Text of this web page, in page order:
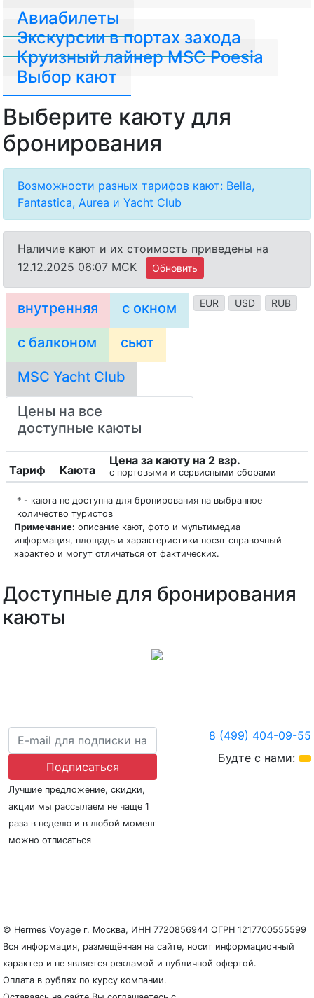
Авиабилеты
Экскурсии в портах захода
Круизный лайнер MSC Poesia
Выбор кают
Выберите каюту для
бронирования
Возможности разных тарифов кают: Bella,
Fantastica, Aurea и Yacht Club
Наличие кают и их стоимость приведены на
12.12.2025 06:07 MCK
Обновить
EUR USD RUB
внутренняя с окном
с балконом сьют
MSC Yacht Club
Цены на все
доступные каюты
Тариф Каюта
Цена за каюту на 2 взр.
с портовыми и сервисными сборами
* - каюта не доступна для бронирования на выбранное
количество туристов
Примечание: описание кают, фото и мультимедиа
информация, площадь и характеристики носят справочный
характер и могут отличаться от фактических.
Доступные для бронирования
каюты
© Hermes Voyage г. Москва, ИНН 7720856944 ОГРН 1217700555599
Вся информация, размещённая на сайте, носит информационный
характер и не является рекламой и публичной офертой.
Оплата в рублях по курсу компании.
Подписаться
Лучшие предложение, скидки,
акции мы рассылаем не чаще 1
раза в неделю и в любой момент
можно отписаться
8 (499) 404-09-55
Будте с нами: